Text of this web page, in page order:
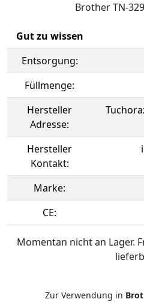
Brother TN-
Gut zu wissen
Entsorgung:
Füllmenge:
Hersteller
Adresse:
Hersteller
Kontakt:
Marke:
CE:
Momentan nicht an Lager.
Zur Verwendung in